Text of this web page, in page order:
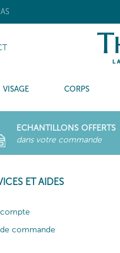
VISAGE CORPS
ECHANTILLONS OFFERTS
dans votre commande
ET AIDES
commande